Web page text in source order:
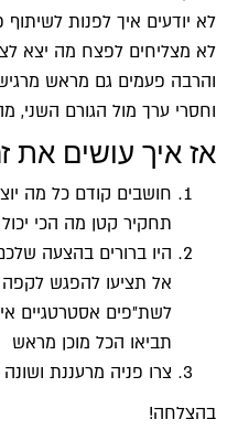
לא יודעים איך לפנות לשיתוף
לא מצליחים לפצח מה יצא
והרבה פעמים גם מראש
וחסרי ערך מול הגורם השני,
אז איך עושים את
חושבים קודם כל מה
תחקיר קטן מה הכי יכול
היו ברורים בהצעה
אל תציעו להפגש
לשת״פים אסטרטגיים
תביאו הכל מוכן מראש
צרו פניה מרעננת
בהצלחה!